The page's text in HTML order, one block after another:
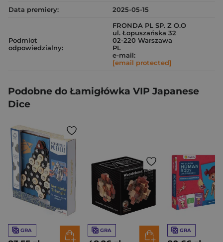
Data premiery:
2025-05-15
Podmiot
odpowiedzialny:
FRONDA PL SP. Z O.O
ul. Łopuszańska 32
02-220 Warszawa
PL
e-mail:
[email protected]
Podobne do Łamigłówka VIP Japanese
Dice
GRA GRA GRA